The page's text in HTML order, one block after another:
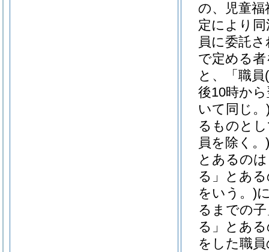
の、児童福
定により
員に委託
で定める
と、「職員
後10時か
いて同じ。
るものと
員を除く。)
とあるの
る」とあ
をいう。)
るまでの
る」とあ
をした職